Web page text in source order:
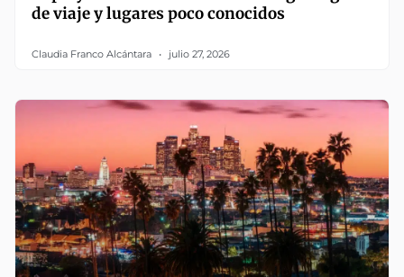
de viaje y lugares poco conocidos
Claudia Franco Alcántara julio 27, 2026